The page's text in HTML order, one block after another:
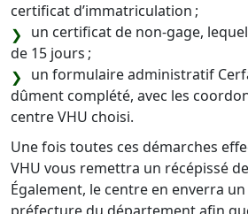
certificat d’immatriculation ;
un certificat de non-gage,
de 15 jours ;
un formulaire administratif
dûment complété, avec les
centre VHU choisi.
Une fois toutes ces démarches
VHU vous remettra un récépissé
Également, le centre en enverra